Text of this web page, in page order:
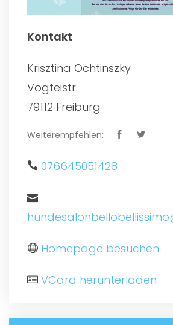
Kontakt
Krisztina Ochtinszky
Vogteistr.
79112 Freiburg
Weiterempfehlen:
076645051428
Homepage besuchen
VCard herunterladen